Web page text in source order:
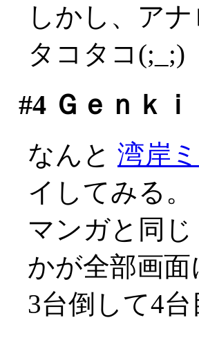
しかし、ア
タコタコ(;_;)
#4Ｇｅｎｋｉ
なんと 湾岸
イしてみる。
マンガと同
かが全部画
3台倒して4